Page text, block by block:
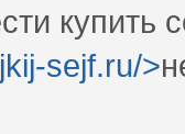
купить
sejf.ru/>